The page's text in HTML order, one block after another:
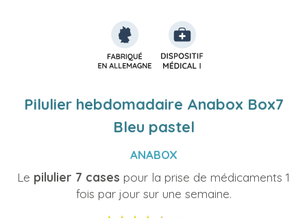
Pilulier hebdomadaire Anabox Box7
Bleu pastel
ANABOX
Le pilulier 7 cases pour la prise de médicaments 1
fois par jour sur une semaine.